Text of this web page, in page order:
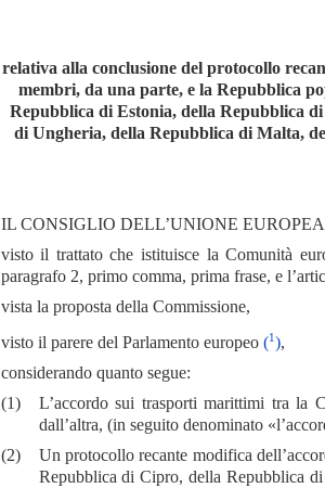
relativa alla conclusione del protocollo
membri, da una parte, e la Repubblica
Repubblica di Estonia, della Repubblica
di Ungheria, della Repubblica di Malta,
IL CONSIGLIO DELL’UNIONE
visto il trattato che istituisce la Comunità
paragrafo 2, primo comma, prima frase, e
vista la proposta della Commissione,
visto il parere del Parlamento europeo (1),
considerando quanto segue:
(1)
L’accordo sui trasporti marittimi tra la
dall’altra, (in seguito denominato
(2)
Un protocollo recante modifica
Repubblica di Cipro, della Repubblica